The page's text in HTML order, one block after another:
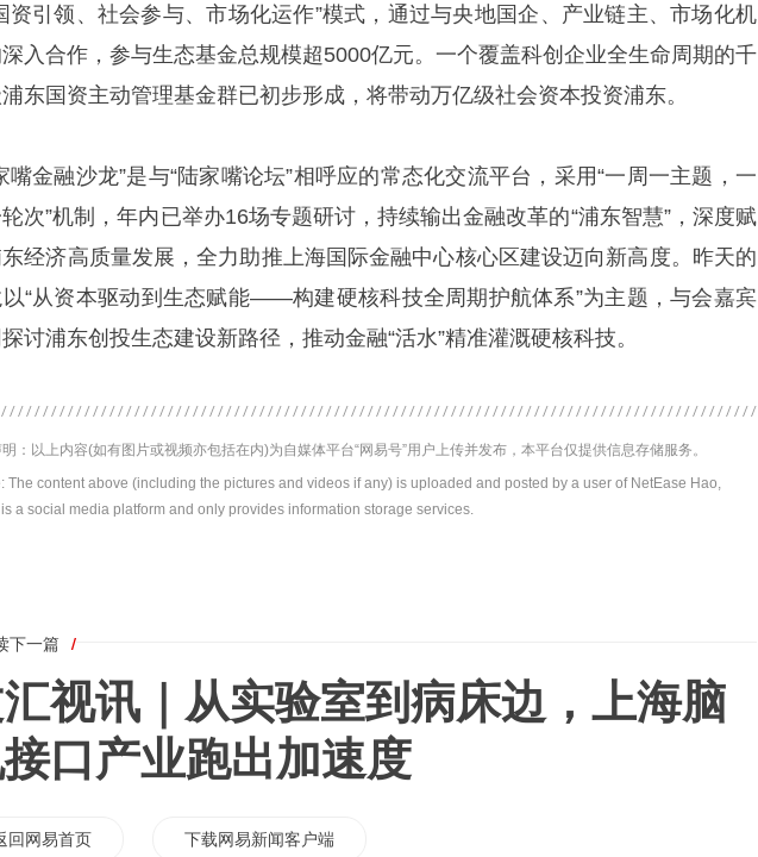
资引领、社会参与、市场化运作”模式，通过与央地国企、产业链主、市场化机
入合作，参与生态基金总规模超5000亿元。一个覆盖科创企业全生命周期的千
东国资主动管理基金群已初步形成，将带动万亿级社会资本投资浦东。
嘴金融沙龙”是与“陆家嘴论坛”相呼应的常态化交流平台，采用“一周一主题，一
轮次”机制，年内已举办16场专题研讨，持续输出金融改革的“浦东智慧”，深度赋
经济高质量发展，全力助推上海国际金融中心核心区建设迈向新高度。昨天的
“从资本驱动到生态赋能——构建硬核科技全周期护航体系”为主题，与会嘉宾
讨浦东创投生态建设新路径，推动金融“活水”精准灌溉硬核科技。
：以上内容(如有图片或视频亦包括在内)为自媒体平台“网易号”用户上传并发布，本平台仅提供信息存储服务。
The content above (including the pictures and videos if any) is uploaded and posted by a user of NetEase Hao,
a social media platform and only provides information storage services.
下一篇 /
视讯｜从实验室到病床边，上海脑
口产业跑出加速度
回网易首页 下载网易新闻客户端